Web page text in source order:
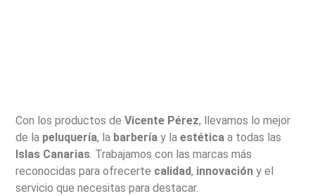
Con los productos deVicente Pérez, llevamos lo mejor
de la peluquería, la barbería y laestética a todas las
Islas Canarias. Trabajamos con las marcas más
reconocidas para ofrecerte calidad, innovación y el
servicio que necesitas para destacar.